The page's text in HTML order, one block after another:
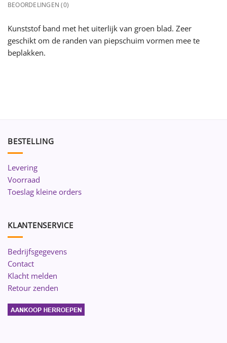
BEOORDELINGEN (0)
Kunststof band met het uiterlijk van groen blad. Zeer
geschikt om de randen van piepschuim vormen mee te
beplakken.
BESTELLING
Levering
Voorraad
Toeslag kleine orders
KLANTENSERVICE
Bedrijfsgegevens
Contact
Klacht melden
Retour zenden